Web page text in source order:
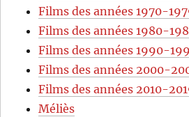
Films des années 1970-
Films des années 1980-
Films des années 1990-
Films des années 2000-
Films des années 2010-
Méliès